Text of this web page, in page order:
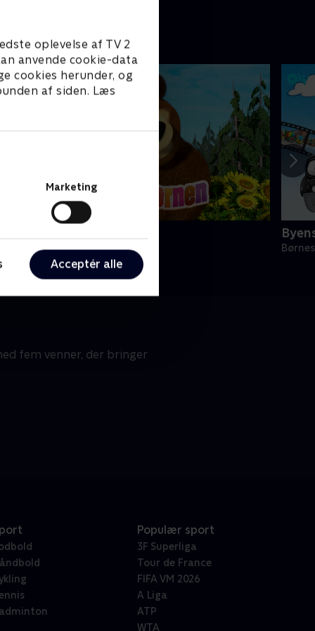
oplevelse af TV 2
anvende cookie-data
cookies herunder, og
af siden. Læs
Marketing
Acceptér alle
• 3 sæsoner
fem venner, der bringer
Populær sport
3F Superliga
Tour de France
FIFA VM 2026
A Liga
ATP
WTA